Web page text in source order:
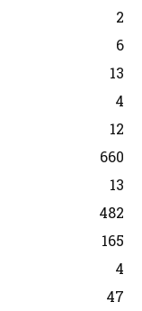
2
6
13
4
12
660
13
482
165
4
47